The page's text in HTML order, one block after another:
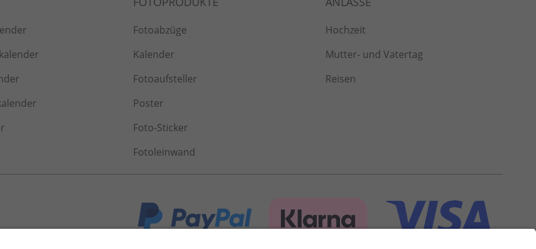
Fotoabzüge
Kalender
Fotoaufsteller
Poster
Foto-Sticker
Fotoleinwand
Hochzeit
Mutter- und Vatertag
Reisen